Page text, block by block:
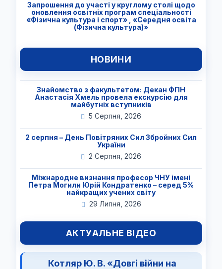
Запрошення до участі у круглому столі щодо
оновлення освітніх програм спеціальності
«Фізична культура і спорт» , «Середня освіта
(Фізична культура)»
НОВИНИ
Знайомство з факультетом: Декан ФПН
Анастасія Хмель провела екскурсію для
майбутніх вступників
5 Серпня, 2026
2 серпня – День Повітряних Сил Збройних Сил
України
2 Серпня, 2026
Міжнародне визнання професор ЧНУ імені
Петра Могили Юрій Кондратенко – серед 5%
найкращих учених світу
29 Липня, 2026
АКТУАЛЬНЕ ВІДЕО
Котляр Ю. В. «Довгі війни на